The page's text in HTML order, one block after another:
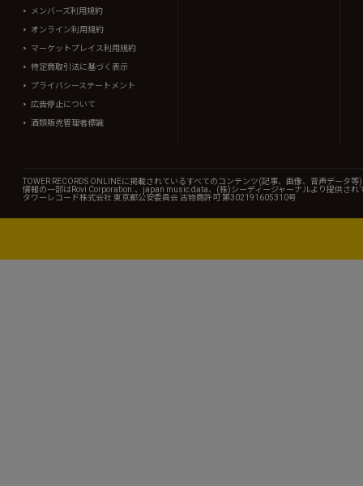
メンバーズ利用規約
オンライン利用規約
マーケットプレイス利用規約
特定商取引法に基づく表示
プライバシーステートメント
広告停止について
酒類販売管理者標識
TOWER RECORDS ONLINEに掲載されているすべてのコンテンツ(記事、画像、音声データ
情報の一部はRovi Corporation.、japan music data、(株)シーディージャーナルより提供され
タワーレコード株式会社 東京都公安委員会 古物商許可 第302191605310号